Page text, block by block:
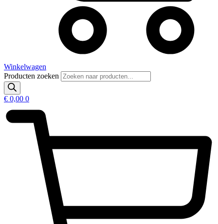
Winkelwagen
Producten zoeken
€ 0,00 0